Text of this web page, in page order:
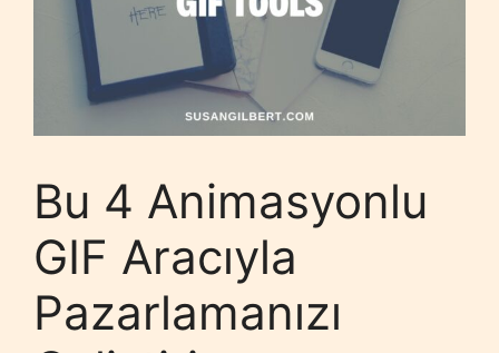
Bu 4 Animasyonlu
GIF Aracıyla
Pazarlamanızı